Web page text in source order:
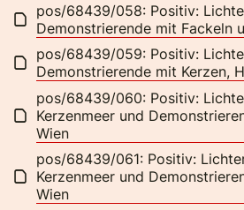
pos/68439/058: Positiv:
Demonstrierende mit Fackeln
pos/68439/059: Positiv:
Demonstrierende mit Kerzen,
pos/68439/060: Positiv:
Kerzenmeer und
Wien
pos/68439/061: Positiv:
Kerzenmeer und
Wien